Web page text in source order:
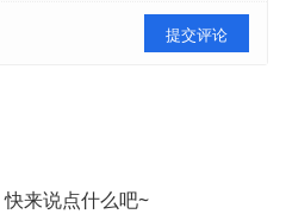
提交评论
来说点什么吧~